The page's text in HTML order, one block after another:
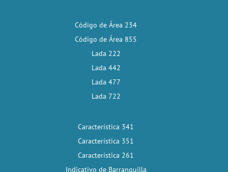
Código de Área 234
Código de Área 855
Lada 222
Lada 442
Lada 477
Lada 722
Característica 341
Característica 351
Característica 261
Indicativo de Barranquilla